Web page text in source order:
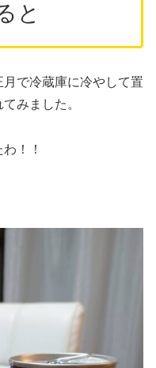
と
で冷蔵庫に冷やして置
みました。
！！